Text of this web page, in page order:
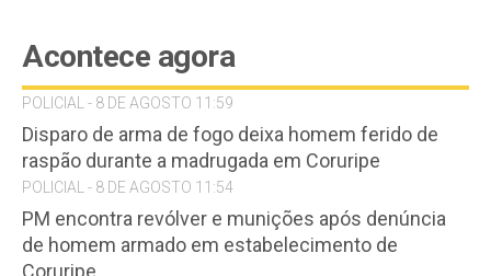
Acontece agora
POLICIAL - 8 DE AGOSTO 11:59
Disparo de arma de fogo deixa homem ferido de
raspão durante a madrugada em Coruripe
POLICIAL - 8 DE AGOSTO 11:54
PM encontra revólver e munições após denúncia
de homem armado em estabelecimento de
Coruripe